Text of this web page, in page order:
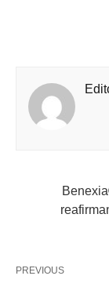
PREVIOUS